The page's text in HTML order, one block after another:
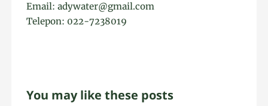
Email: adywater@gmail.com
Telepon: 022-7238019
You may like these posts